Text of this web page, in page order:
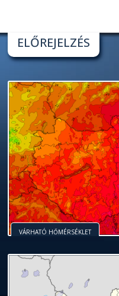
ELŐREJELZÉS
VÁRHATÓ HŐMÉRSÉKLET